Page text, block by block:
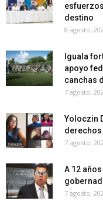
destino
8 agosto,
Iguala
apoyo
canchas
7 agosto,
Yoloczin
7 agosto,
A 12
7 agosto,